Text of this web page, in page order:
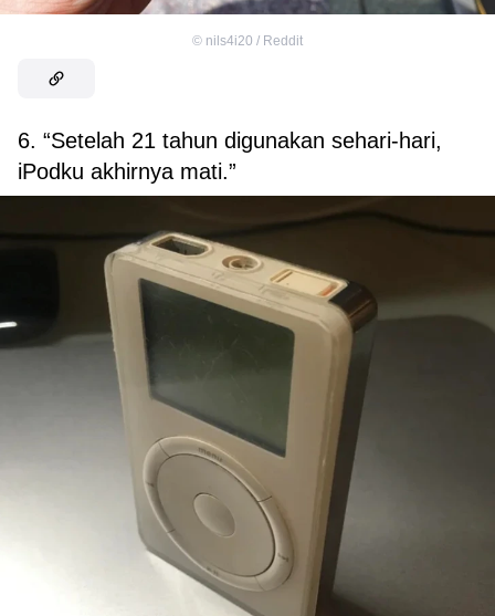
© nils4i20 / Reddit
6. “Setelah 21 tahun digunakan sehari-hari,
iPodku akhirnya mati.”